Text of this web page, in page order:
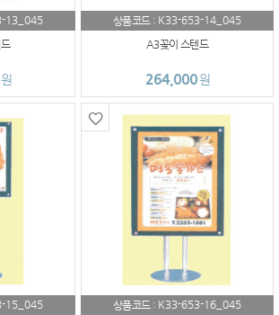
13_045
원
상품코드 : K33-653-14_045
A3꽂이 스텐드
264,000원
15_045
상품코드 : K33-653-16_045